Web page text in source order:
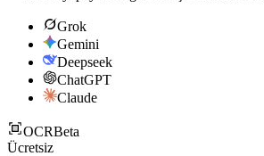
Grok
Gemini
Deepseek
ChatGPT
Claude
OCRBeta
Ücretsiz